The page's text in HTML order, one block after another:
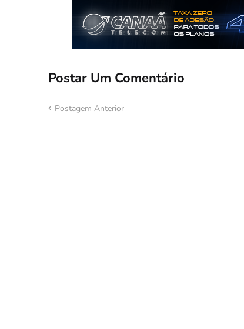
Postar Um Comentário
Postagem Anterior